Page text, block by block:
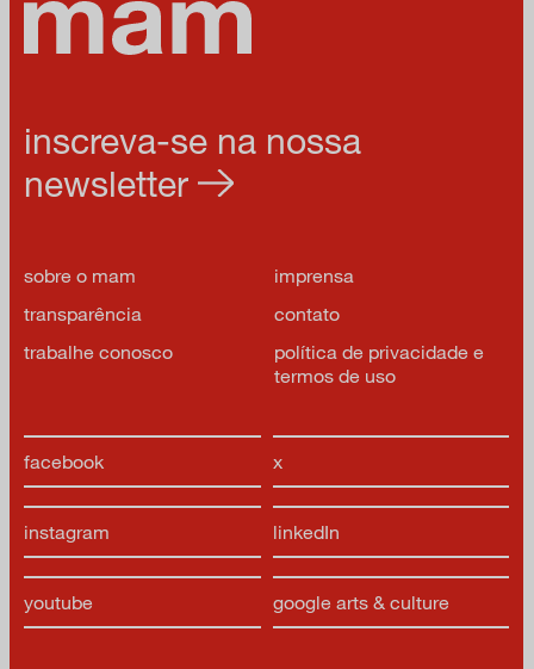
facebook x
instagram linkedIn
youtube google arts & culture
inscreva-se na nossa
newsletter
sobre o mam
imprensa
transparência
contato
trabalhe conosco
política de privacidade e
termos de uso